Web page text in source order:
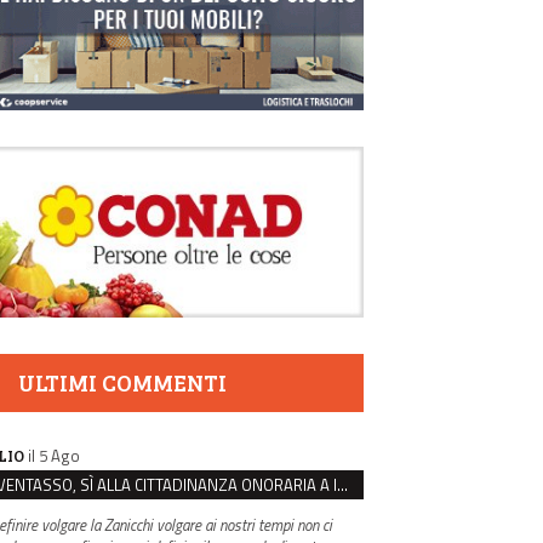
ULTIMI COMMENTI
il 5 Ago
VENTASSO, SÌ ALLA CITTADINANZA ONORARIA A IVA ZANICCHI. MA BARGIACCHI: “È DI PESSIMO GUSTO”
volgare la Zanicchi volgare ai nostri tempi non ci